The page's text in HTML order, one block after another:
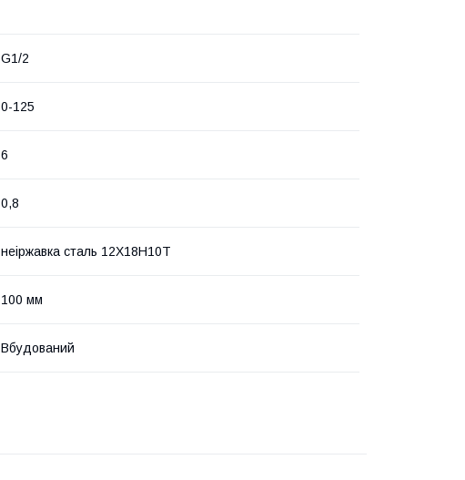
G1/2
0-125
6
0,8
неіржавка сталь 12Х18Н10Т
100 мм
Вбудований